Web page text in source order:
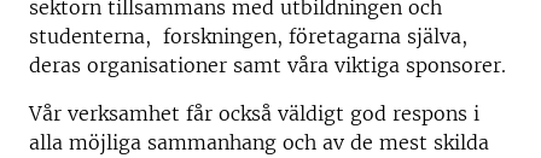
sektorn tillsammans med utbildningen och
studenterna, forskningen, företagarna själva,
deras organisationer samt våra viktiga sponsorer.
Vår verksamhet får också väldigt god respons i
alla möjliga sammanhang och av de mest skilda